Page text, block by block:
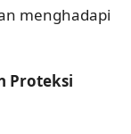
menghadapi
Proteksi